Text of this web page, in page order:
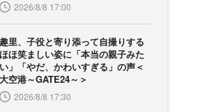
2026/8/8 17:00
趣里、子役と寄り添って自撮りする
ほほ笑ましい姿に「本当の親子みた
い」「やだ、かわいすぎる」の声＜
大空港～GATE24～＞
2026/8/8 17:30